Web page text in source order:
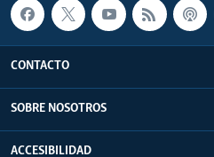
CONTACTO
SOBRE NOSOTROS
ACCESIBILIDAD